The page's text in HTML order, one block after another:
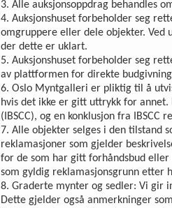
3. Alle auksjonsoppdrag behandles
4. Auksjonshuset forbeholder seg
omgruppere eller dele objekter. Ved
der dette er uklart.
5. Auksjonshuset forbeholder seg
av plattformen for direkte
6. Oslo Myntgalleri er pliktig til å
hvis det ikke er gitt uttrykk for
(IBSCC), og en konklusjon fra IBSCC
7. Alle objekter selges i den tilstand
reklamasjoner som gjelder
for de som har gitt forhåndsbud eller
som gyldig reklamasjonsgrunn etter
8. Graderte mynter og sedler: Vi gir
Dette gjelder også anmerkninger